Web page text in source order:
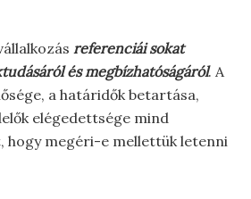
referenciái sokat
és megbízhatóságáról. A
a határidők betartása,
elégedettsége mind
hogy megéri-e mellettük letenni